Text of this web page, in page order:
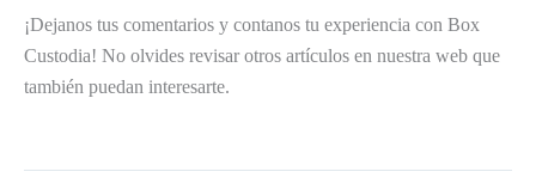
¡Dejanos tus comentarios y contanos tu experiencia con Box
Custodia! No olvides revisar otros artículos en nuestra web que
también puedan interesarte.